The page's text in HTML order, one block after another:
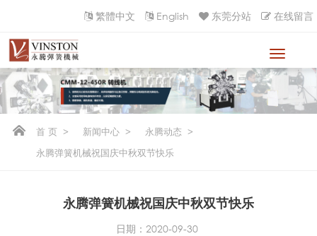
繁體中文 English 东莞分站 在线留言
首 页 > 新闻中心 > 永腾动态 >
永腾弹簧机械祝国庆中秋双节快乐
永腾弹簧机械祝国庆中秋双节快乐
日期：2020-09-30